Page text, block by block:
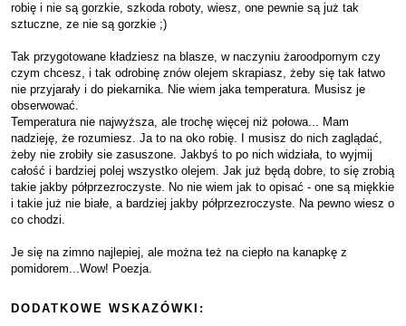
robię i nie są gorzkie, szkoda roboty, wiesz, one pewnie są już tak
sztuczne, ze nie są gorzkie ;)
Tak przygotowane kładziesz na blasze, w naczyniu żaroodpornym czy
czym chcesz, i tak odrobinę znów olejem skrapiasz, żeby się tak łatwo
nie przyjarały i do piekarnika. Nie wiem jaka temperatura. Musisz je
obserwować.
Temperatura nie najwyższa, ale trochę więcej niż połowa... Mam
nadzieję, że rozumiesz. Ja to na oko robię. I musisz do nich zaglądać,
żeby nie zrobiły sie zasuszone. Jakbyś to po nich widziała, to wyjmij
całość i bardziej polej wszystko olejem. Jak już będą dobre, to się zrobią
takie jakby półprzezroczyste. No nie wiem jak to opisać - one są miękkie
i takie już nie białe, a bardziej jakby półprzezroczyste. Na pewno wiesz o
co chodzi.
Je się na zimno najlepiej, ale można też na ciepło na kanapkę z
pomidorem...Wow! Poezja.
DODATKOWE WSKAZÓWKI: